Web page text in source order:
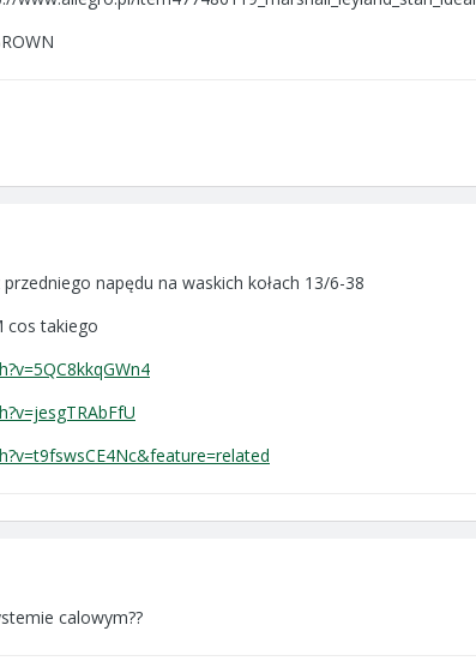
napędu na waskich kołach 13/6-38
cos takiego
calowym??